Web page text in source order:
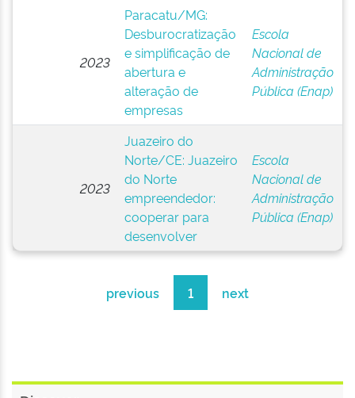
2023
Paracatu/MG:
Desburocratização
e simplificação de
abertura e
alteração de
empresas
Escola
Nacional de
Administração
Pública (Enap)
2023
Juazeiro do
Norte/CE: Juazeiro
do Norte
empreendedor:
cooperar para
desenvolver
Escola
Nacional de
Administração
Pública (Enap)
previous 1 next